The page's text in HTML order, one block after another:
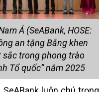
Á (SeABank, HOSE:
an tặng Bằng khen
sắc trong phong trào
Tổ quốc” năm 2025